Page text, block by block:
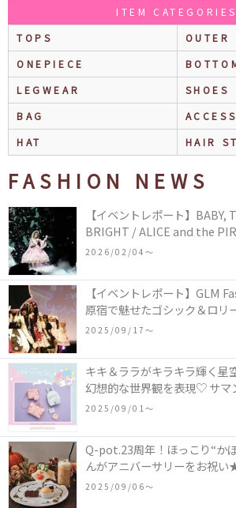
ITEM CATEGORIES
TOPS
OUTER
ONEPIECE
LEGWEAR
SHOES
BAG
HAT
HAIR
FASHION NEWS
【イベントレポート】BABY,
BRIGHT / ALICE and the
COLLECTION in TOKYO
2026/02/04〜
【イベントレポート】GLM
原宿で魅せたゴシック＆ロリ
2025/09/17〜
キキ＆ララがキラキラ輝く星
幻想的な世界観を表現♡ サマ
ツインスターズ』50周年アニ
2025/09/01〜
Q-pot.23周年！ほっこり“か
んがアニバーサリーをお祝
ーキアクセサリー」が新発売
「かぼちゃのオバケーキプレ
2025/09/06〜